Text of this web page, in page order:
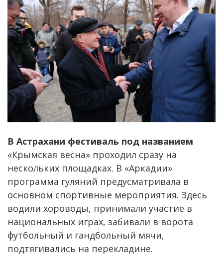
В Астрахани фестиваль под названием
«Крымская весна» проходил сразу на
нескольких площадках. В «Аркадии»
программа гуляний предусматривала в
основном спортивные мероприятия. Здесь
водили хороводы, принимали участие в
национальных играх, забивали в ворота
футбольный и гандбольный мячи,
подтягивались на перекладине.